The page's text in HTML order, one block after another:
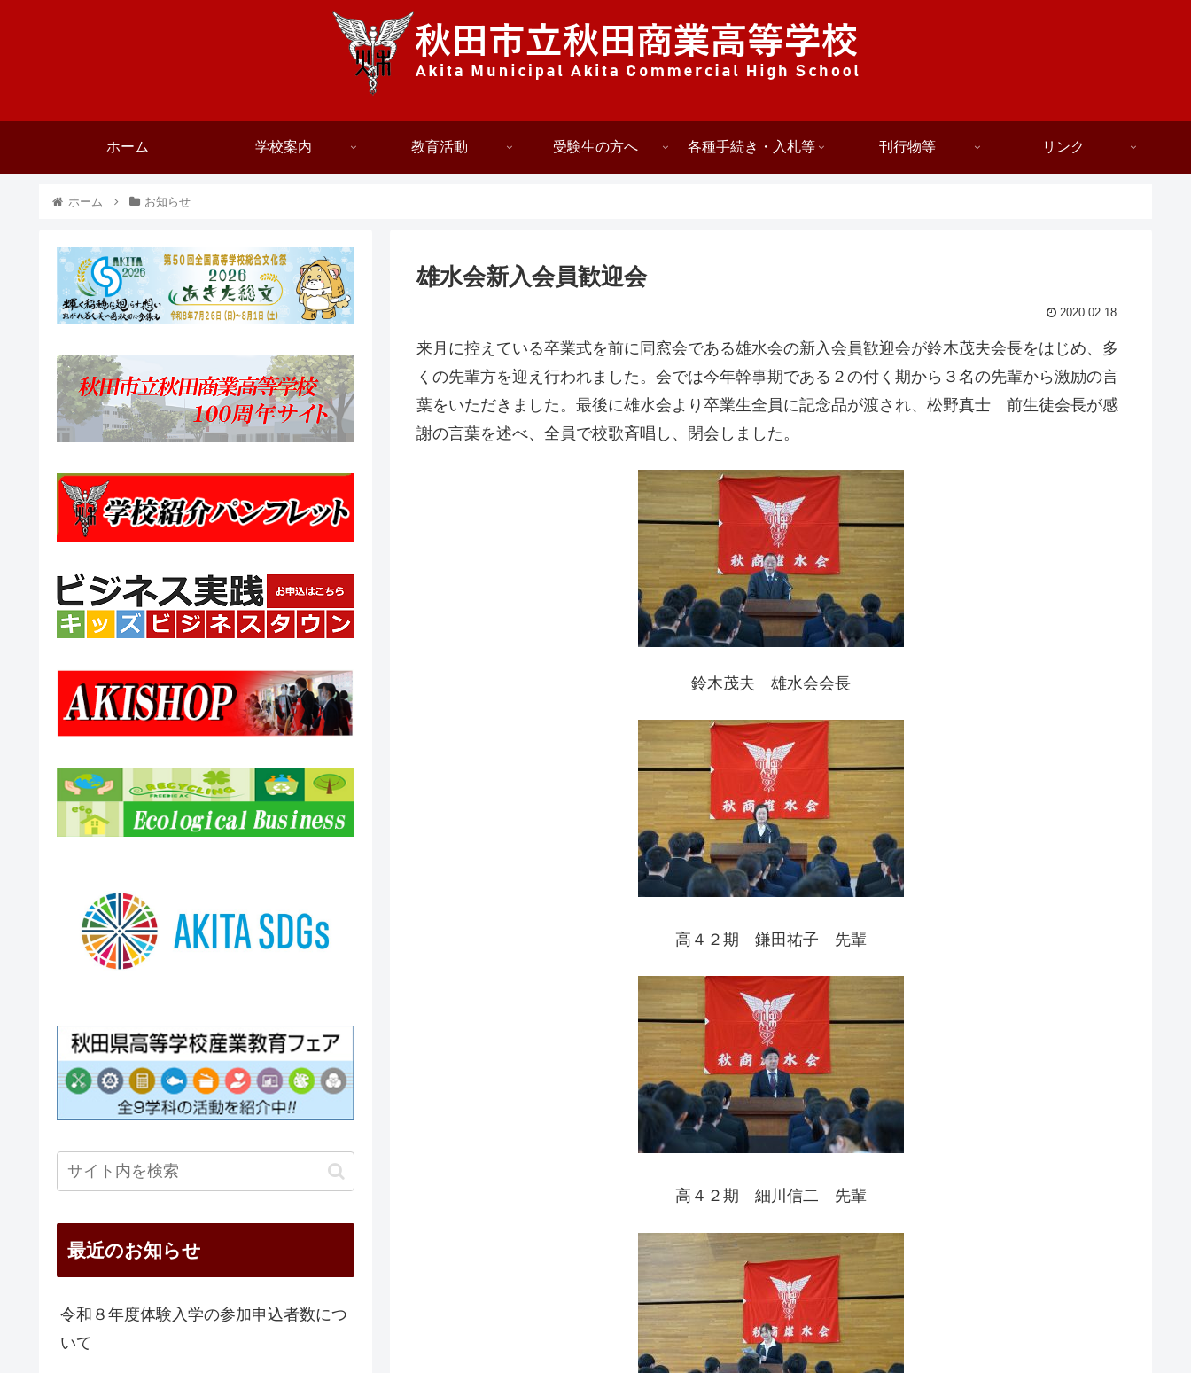
ホーム 学校案内 教育活動 受験生の方へ 各種手続き・入札等 刊行物等 リンク
ホーム お知らせ
雄水会新入会員歓迎会
2020.02.18
来月に控えている卒業式を前に同窓会である雄水会の新入会員歓迎会が鈴木茂夫会長をはじめ、多
くの先輩方を迎え行われました。会では今年幹事期である２の付く期から３名の先輩から激励の言
葉をいただきました。最後に雄水会より卒業生全員に記念品が渡され、松野真士 前生徒会長が感
謝の言葉を述べ、全員で校歌斉唱し、閉会しました。
鈴木茂夫 雄水会会長
高４２期 鎌田祐子 先輩
高４２期 細川信二 先輩
最近のお知らせ
令和８年度体験入学の参加申込者数につ
いて